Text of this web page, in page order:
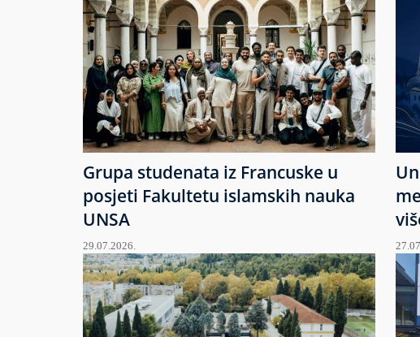
Grupa studenata iz Francuske u
posjeti Fakultetu islamskih nauka
UNSA
29.07.2026.